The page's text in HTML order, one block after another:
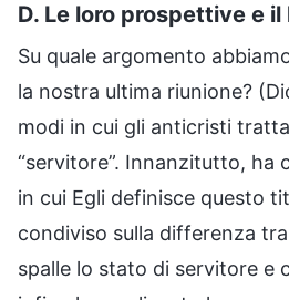
D. Le loro prospettive e
Su quale argomento
la nostra ultima riunione?
modi in cui gli anticristi
“servitore”. Innanzitutto, ha
in cui Egli definisce questo
condiviso sulla differenza
spalle lo stato di servitore e